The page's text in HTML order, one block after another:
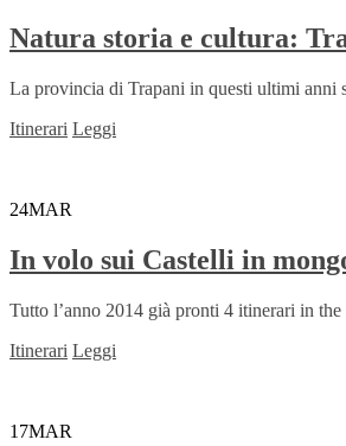
Natura storia e cultura:
La provincia di Trapani in questi ultimi anni
Itinerari Leggi
24MAR
In volo sui Castelli in
Tutto l’anno 2014 già pronti 4 itinerari in
Itinerari Leggi
17MAR